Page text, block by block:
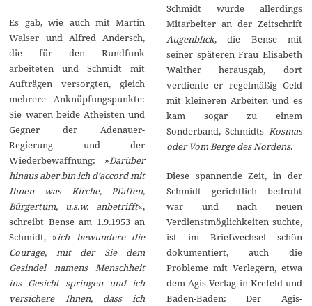
Es gab, wie auch mit Martin
Walser und Alfred Andersch,
die für den Rundfunk
arbeiteten und Schmidt mit
Aufträgen versorgten, gleich
mehrere Anknüpfungspunkte:
Sie waren beide Atheisten und
Gegner der Adenauer-
Regierung und der
Wiederbewaffnung: »Darüber
hinaus aber bin ich d’accord mit
Ihnen was Kirche, Pfaffen,
Bürgertum, u.s.w. anbetrifft«,
schreibt Bense am 1.9.1953 an
Schmidt, »ich bewundere die
Courage, mit der Sie dem
Gesindel namens Menschheit
ins Gesicht springen und ich
versichere Ihnen, dass ich
Schmidt wurde allerdings
Mitarbeiter an der Zeitschrift
Augenblick, die Bense mit
seiner späteren Frau Elisabeth
Walther herausgab, dort
verdiente er regelmäßig Geld
mit kleineren Arbeiten und es
kam sogar zu einem
Sonderband, Schmidts Kosmas
oder Vom Berge des Nordens.
Diese spannende Zeit, in der
Schmidt gerichtlich bedroht
war und nach neuen
Verdienstmöglichkeiten suchte,
ist im Briefwechsel schön
dokumentiert, auch die
Probleme mit Verlegern, etwa
dem Agis Verlag in Krefeld und
Baden-Baden: Der Agis-